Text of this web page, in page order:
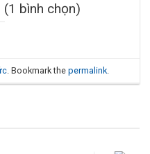
bình chọn)
. Bookmark the permalink.